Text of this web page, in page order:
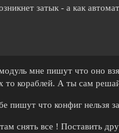
затык - а как
мне пишут что оно
то кораблей. А ты сам
что конфиг нельзя
снять все ! Поставить